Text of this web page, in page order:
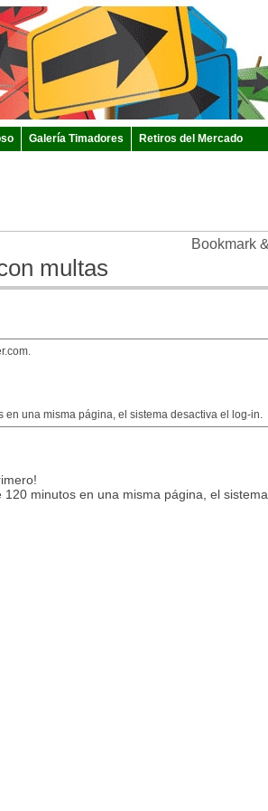
Galería Timadores
Retiros del Mercado
multas
una misma página, el sistema desactiva el log-in.
minutos en una misma página, el sistema